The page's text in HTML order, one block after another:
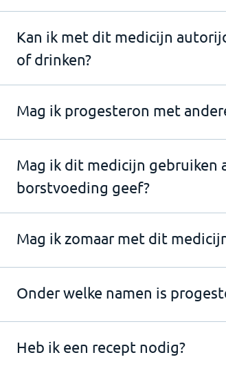
Kan ik met dit medicijn
of drinken?
Mag ik progesteron met
Mag ik dit medicijn gebruiken
borstvoeding geef?
Mag ik zomaar met dit
Onder welke namen is
Heb ik een recept nodig?